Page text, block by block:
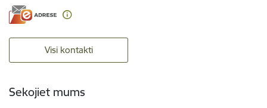
Visi kontakti
Sekojiet mums